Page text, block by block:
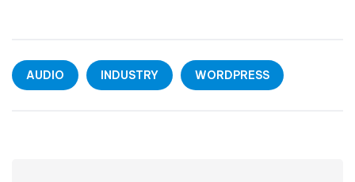
AUDIO INDUSTRY WORDPRESS